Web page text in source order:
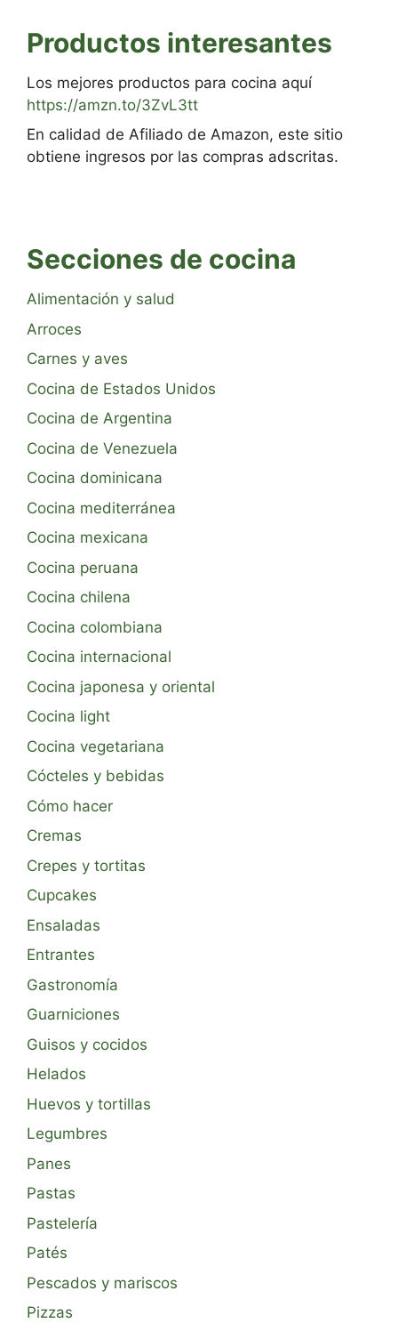
Productos interesantes
Los mejores productos para cocina aquí
https://amzn.to/3ZvL3tt
En calidad de Afiliado de Amazon, este sitio
obtiene ingresos por las compras adscritas.
Secciones de cocina
Alimentación y salud
Arroces
Carnes y aves
Cocina de Estados Unidos
Cocina de Argentina
Cocina de Venezuela
Cocina dominicana
Cocina mediterránea
Cocina mexicana
Cocina peruana
Cocina chilena
Cocina colombiana
Cocina internacional
Cocina japonesa y oriental
Cocina light
Cocina vegetariana
Cócteles y bebidas
Cómo hacer
Cremas
Crepes y tortitas
Cupcakes
Ensaladas
Entrantes
Gastronomía
Guarniciones
Guisos y cocidos
Helados
Huevos y tortillas
Legumbres
Panes
Pastas
Pastelería
Patés
Pescados y mariscos
Pizzas